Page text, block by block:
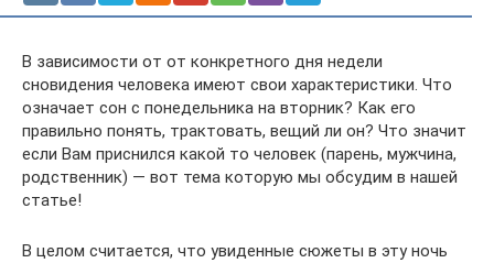
В зависимости от от конкретного дня недели
сновидения человека имеют свои характеристики. Что
означает сон с понедельника на вторник? Как его
правильно понять, трактовать, вещий ли он? Что значит
если Вам приснился какой то человек (парень, мужчина,
родственник) — вот тема которую мы обсудим в нашей
статье!
В целом считается, что увиденные сюжеты в эту ночь